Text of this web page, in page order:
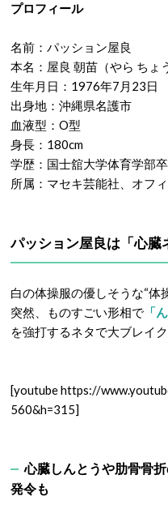
プロフィール
名前：パッション屋良
本名：屋良 朝苗（やら ちょ
生年月日：1976年7月23日
出身地：沖縄県名護市
血液型：O型
身長：180cm
学歴：国士舘大学体育学部
所属：マセキ芸能社、オフ
パッション屋良は「心臓
白の体操服の優しそうな“体
突然、ものすごい形相で 「
を強打するネタで大ブレイ
[youtube https://
560&h=315]
心臓しんとうや肋骨骨
発令も